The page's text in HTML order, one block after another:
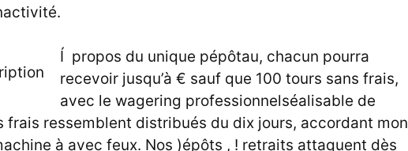
Í propos du unique pépôtau, chacun pourra
recevoir jusqu’à € sauf que 100 tours sans frais,
avec le wagering professionnelséalisable de
frais ressemblent distribués du dix jours, accordant mon
à avec feux. Nos )épôts , ! retraits attaquent dès